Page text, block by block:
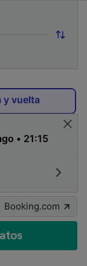
y vuelta
Booking.com